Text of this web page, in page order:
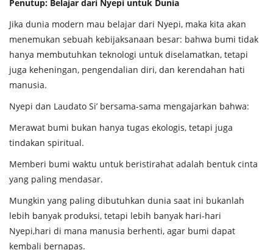
Penutup: Belajar dari Nyepi untuk Dunia
Jika dunia modern mau belajar dari Nyepi, maka kita akan
menemukan sebuah kebijaksanaan besar: bahwa bumi tidak
hanya membutuhkan teknologi untuk diselamatkan, tetapi
juga keheningan, pengendalian diri, dan kerendahan hati
manusia.
Nyepi dan Laudato Si’ bersama-sama mengajarkan bahwa:
Merawat bumi bukan hanya tugas ekologis, tetapi juga
tindakan spiritual.
Memberi bumi waktu untuk beristirahat adalah bentuk cinta
yang paling mendasar.
Mungkin yang paling dibutuhkan dunia saat ini bukanlah
lebih banyak produksi, tetapi lebih banyak hari-hari
Nyepi,hari di mana manusia berhenti, agar bumi dapat
kembali bernapas.